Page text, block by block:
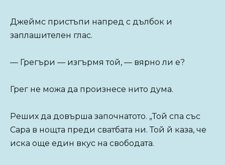
Джеймс пристъпи напред с дълбок и
заплашителен глас.
— Грегъри — изгърмя той, — вярно ли е?
Грег не можа да произнесе нито дума.
Реших да довърша започнатото. „Той спа със
Сара в нощта преди сватбата ни. Той й каза, че
иска още един вкус на свободата.